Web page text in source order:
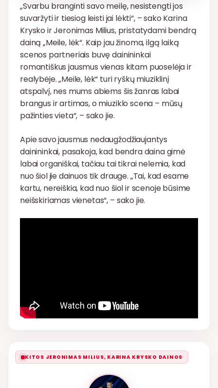
„Svarbu branginti savo meilę, nesistengti jos
suvaržyti ir tiesiog leisti jai lėkti“, – sako Karina
Krysko ir Jeronimas Milius, pristatydami bendrą
dainą „Meile, lėk“. Kaip jau žinoma, ilgą laiką
scenos partneriais buvę dainininkai
romantiškus jausmus vienas kitam puoselėja ir
realybėje. „Meile, lėk“ turi ryškų miuziklinį
atspalvį, nes mums abiems šis žanras labai
brangus ir artimas, o miuziklo scena – mūsų
pažinties vieta“, – sako jie.
Apie savo jausmus nedaugžodžiaujantys
dainininkai, pasakoja, kad bendra daina gimė
labai organiškai, tačiau tai tikrai nelemia, kad
nuo šiol jie dainuos tik drauge. „Tai, kad esame
kartu, nereiškia, kad nuo šiol ir scenoje būsime
neišskiriamas vienetas“, – sako jie.
KITOS JERONIMAS MILIUS, KARINA KRYSKO DAINOS